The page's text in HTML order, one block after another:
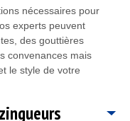
nécessaires pour
experts peuvent
des gouttières
convenances mais
le style de votre